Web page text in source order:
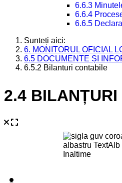
6.6.3
6.6.4
6.6.5
Sunteți aici:
6. MONITORUL OFICIAL
6.5 DOCUMENTE ȘI
6.5.2 Bilanturi contabile
2.4